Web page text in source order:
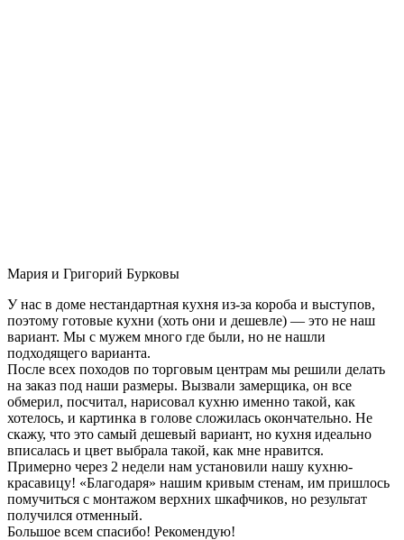
Мария и Григорий Бурковы
У нас в доме нестандартная кухня из-за короба и выступов,
поэтому готовые кухни (хоть они и дешевле) — это не наш
вариант. Мы с мужем много где были, но не нашли
подходящего варианта.
После всех походов по торговым центрам мы решили делать
на заказ под наши размеры. Вызвали замерщика, он все
обмерил, посчитал, нарисовал кухню именно такой, как
хотелось, и картинка в голове сложилась окончательно. Не
скажу, что это самый дешевый вариант, но кухня идеально
вписалась и цвет выбрала такой, как мне нравится.
Примерно через 2 недели нам установили нашу кухню-
красавицу! «Благодаря» нашим кривым стенам, им пришлось
помучиться с монтажом верхних шкафчиков, но результат
получился отменный.
Большое всем спасибо! Рекомендую!